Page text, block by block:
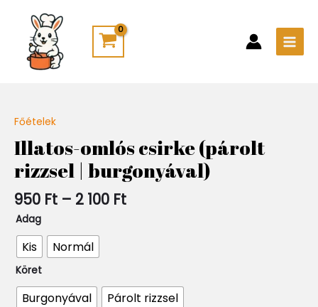
content
Főételek
Illatos-omlós csirke (párolt
rizzsel | burgonyával)
950 Ft – 2 100 Ft
950 Ft
-
2
100 Ft
Adag
Kis Normál
Köret
Burgonyával Párolt rizzsel